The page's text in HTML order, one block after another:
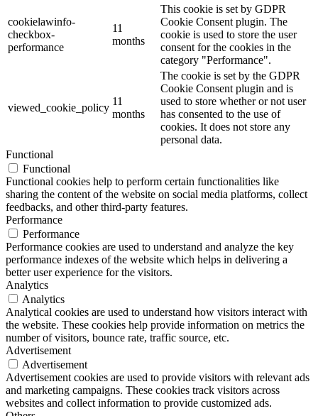
cookielawinfo-
checkbox-
performance
11
months
This cookie is set by GDPR
Cookie Consent plugin. The
cookie is used to store the user
consent for the cookies in the
category "Performance".
viewed_cookie_policy
11
months
The cookie is set by the GDPR
Cookie Consent plugin and is
used to store whether or not user
has consented to the use of
cookies. It does not store any
personal data.
Functional
Functional
Functional cookies help to perform certain functionalities like
sharing the content of the website on social media platforms, collect
feedbacks, and other third-party features.
Performance
Performance
Performance cookies are used to understand and analyze the key
performance indexes of the website which helps in delivering a
better user experience for the visitors.
Analytics
Analytics
Analytical cookies are used to understand how visitors interact with
the website. These cookies help provide information on metrics the
number of visitors, bounce rate, traffic source, etc.
Advertisement
Advertisement
Advertisement cookies are used to provide visitors with relevant ads
and marketing campaigns. These cookies track visitors across
websites and collect information to provide customized ads.